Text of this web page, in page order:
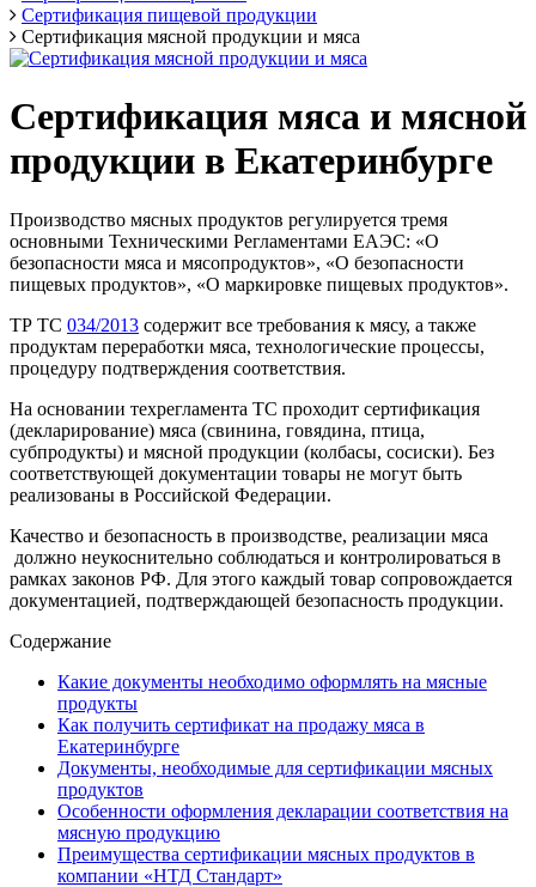
Сертификация пищевой продукции
Сертификация мясной продукции и мяса
Сертификация мяса и мясной
продукции в Екатеринбурге
Производство мясных продуктов регулируется тремя
основными Техническими Регламентами ЕАЭС: «О
безопасности мяса и мясопродуктов», «О безопасности
пищевых продуктов», «О маркировке пищевых продуктов».
ТР ТС 034/2013 содержит все требования к мясу, а также
продуктам переработки мяса, технологические процессы,
процедуру подтверждения соответствия.
На основании техрегламента ТС проходит сертификация
(декларирование) мяса (свинина, говядина, птица,
субпродукты) и мясной продукции (колбасы, сосиски). Без
соответствующей документации товары не могут быть
реализованы в Российской Федерации.
Качество и безопасность в производстве, реализации мяса
должно неукоснительно соблюдаться и контролироваться в
рамках законов РФ. Для этого каждый товар сопровождается
документацией, подтверждающей безопасность продукции.
Содержание
Какие документы необходимо оформлять на мясные
продукты
Как получить сертификат на продажу мяса в
Екатеринбурге
Документы, необходимые для сертификации мясных
продуктов
Особенности оформления декларации соответствия на
мясную продукцию
Преимущества сертификации мясных продуктов в
компании «НТД Стандарт»